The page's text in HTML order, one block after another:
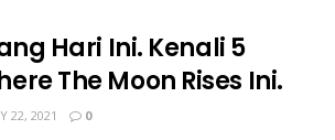
Hari Ini. Kenali 5
The Moon Rises Ini.
22, 2021 0